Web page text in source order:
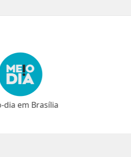
⁠⁠Narrativas